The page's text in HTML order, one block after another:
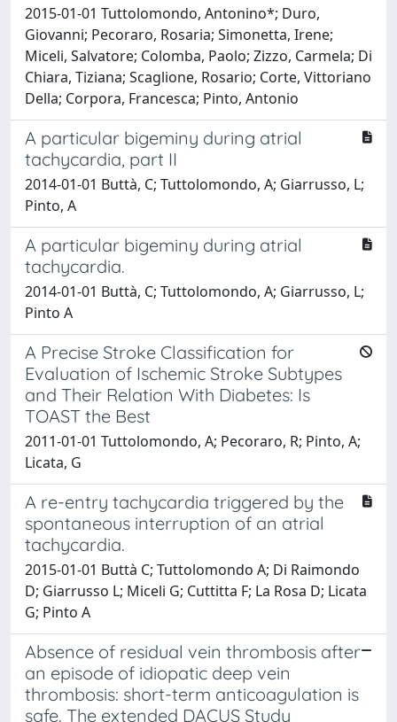
2015-01-01 Tuttolomondo, Antonino*; Duro,
Giovanni; Pecoraro, Rosaria; Simonetta, Irene;
Miceli, Salvatore; Colomba, Paolo; Zizzo, Carmela; Di
Chiara, Tiziana; Scaglione, Rosario; Corte, Vittoriano
Della; Corpora, Francesca; Pinto, Antonio
A particular bigeminy during atrial
tachycardia, part II
2014-01-01 Buttà, C; Tuttolomondo, A; Giarrusso, L;
Pinto, A
A particular bigeminy during atrial
tachycardia.
2014-01-01 Buttà, C; Tuttolomondo, A; Giarrusso, L;
Pinto A
A Precise Stroke Classification for
Evaluation of Ischemic Stroke Subtypes
and Their Relation With Diabetes: Is
TOAST the Best
2011-01-01 Tuttolomondo, A; Pecoraro, R; Pinto, A;
Licata, G
A re-entry tachycardia triggered by the
spontaneous interruption of an atrial
tachycardia.
2015-01-01 Buttà C; Tuttolomondo A; Di Raimondo
D; Giarrusso L; Miceli G; Cuttitta F; La Rosa D; Licata
G; Pinto A
Absence of residual vein thrombosis after
an episode of idiopatic deep vein
thrombosis: short-term anticoagulation is
safe. The extended DACUS Study